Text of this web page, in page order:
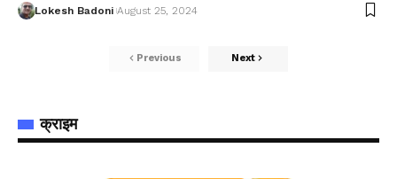
Lokesh Badoni August 25, 2024
Previous Next
क्राइम